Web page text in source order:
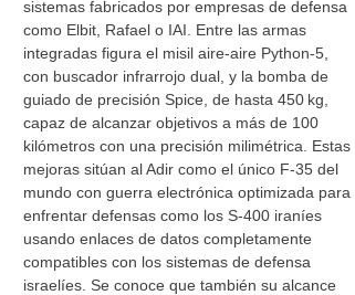
sistemas fabricados por empresas de defensa
como Elbit, Rafael o IAI. Entre las armas
integradas figura el misil aire‑aire Python‑5,
con buscador infrarrojo dual, y la bomba de
guiado de precisión Spice, de hasta 450 kg,
capaz de alcanzar objetivos a más de 100
kilómetros con una precisión milimétrica. Estas
mejoras sitúan al Adir como el único F‑35 del
mundo con guerra electrónica optimizada para
enfrentar defensas como los S‑400 iraníes
usando enlaces de datos completamente
compatibles con los sistemas de defensa
israelíes. Se conoce que también su alcance